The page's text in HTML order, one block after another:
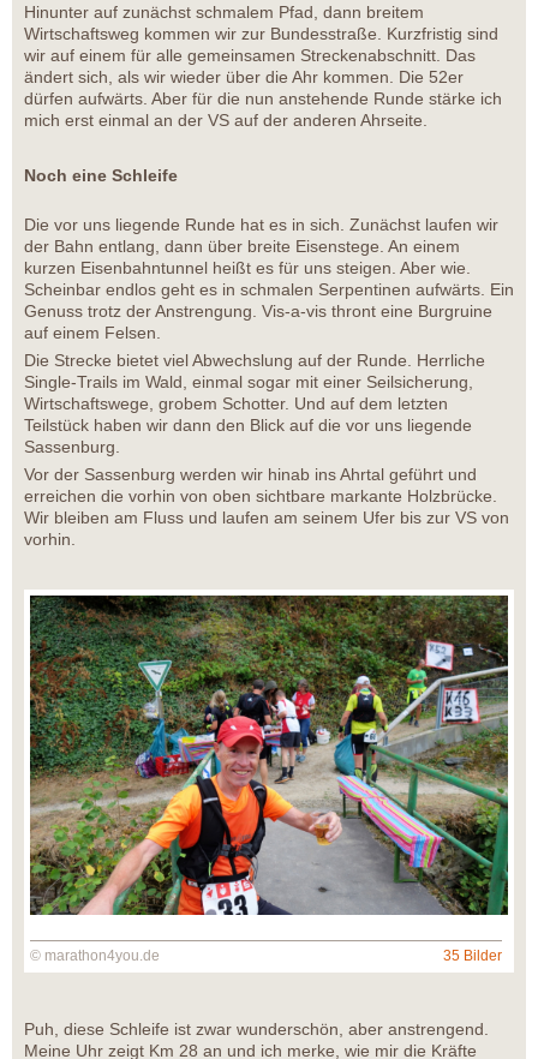
Hinunter auf zunächst schmalem Pfad, dann breitem
Wirtschaftsweg kommen wir zur Bundesstraße. Kurzfristig sind
wir auf einem für alle gemeinsamen Streckenabschnitt. Das
ändert sich, als wir wieder über die Ahr kommen. Die 52er
dürfen aufwärts. Aber für die nun anstehende Runde stärke ich
mich erst einmal an der VS auf der anderen Ahrseite.
Noch eine Schleife
Die vor uns liegende Runde hat es in sich. Zunächst laufen wir
der Bahn entlang, dann über breite Eisenstege. An einem
kurzen Eisenbahntunnel heißt es für uns steigen. Aber wie.
Scheinbar endlos geht es in schmalen Serpentinen aufwärts. Ein
Genuss trotz der Anstrengung. Vis-a-vis thront eine Burgruine
auf einem Felsen.
Die Strecke bietet viel Abwechslung auf der Runde. Herrliche
Single-Trails im Wald, einmal sogar mit einer Seilsicherung,
Wirtschaftswege, grobem Schotter. Und auf dem letzten
Teilstück haben wir dann den Blick auf die vor uns liegende
Sassenburg.
Vor der Sassenburg werden wir hinab ins Ahrtal geführt und
erreichen die vorhin von oben sichtbare markante Holzbrücke.
Wir bleiben am Fluss und laufen am seinem Ufer bis zur VS von
vorhin.
© marathon4you.de 35 Bilder
Puh, diese Schleife ist zwar wunderschön, aber anstrengend.
Meine Uhr zeigt Km 28 an und ich merke, wie mir die Kräfte